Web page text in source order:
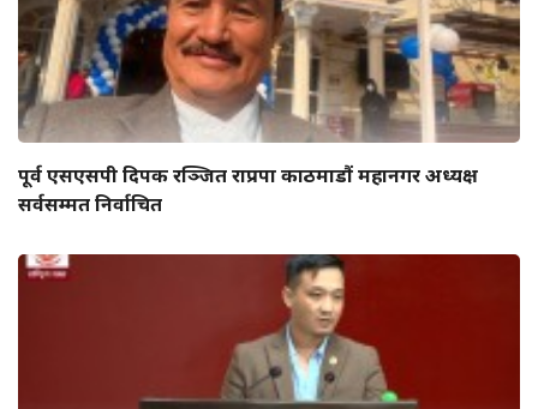
पूर्व एसएसपी दिपक रञ्जित राप्रपा काठमाडौं महानगर अध्यक्ष
सर्वसम्मत निर्वाचित